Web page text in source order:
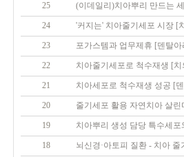
25 (이데일리)치아뿌리 만드는
24 '커지는' 치아줄기세포 시장 [
23 포가스템과 업무제휴 [덴탈
22 치아줄기세포로 척수재생 [
21 치아세포로 척수재생 성공 [
20 줄기세포 활용 자연치아 살린
19 치아뿌리 생성 담당 특수세
18 뇌신경·아토피 질환 - 치아